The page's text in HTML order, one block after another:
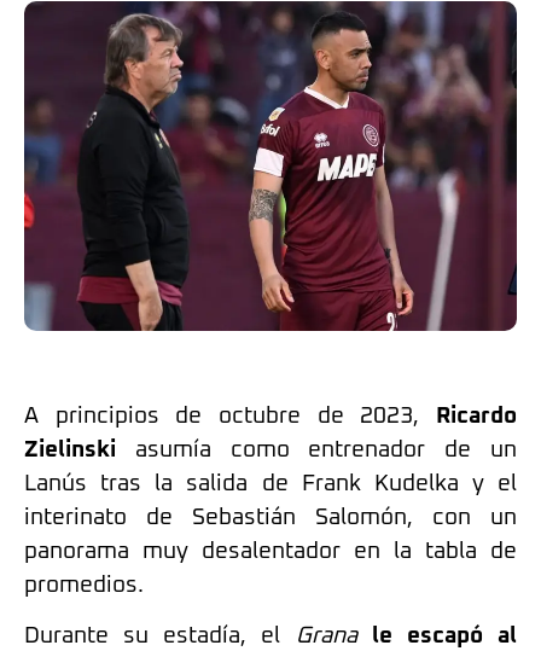
A principios de octubre de 2023,
Ricardo
Zielinski asumía como entrenador de un
Lanús tras la salida de Frank Kudelka y el
interinato de Sebastián Salomón, con un
panorama muy desalentador en la tabla de
promedios.
Durante su estadía, el Granale escapó al